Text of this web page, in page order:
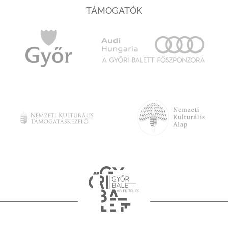
TÁMOGATÓK